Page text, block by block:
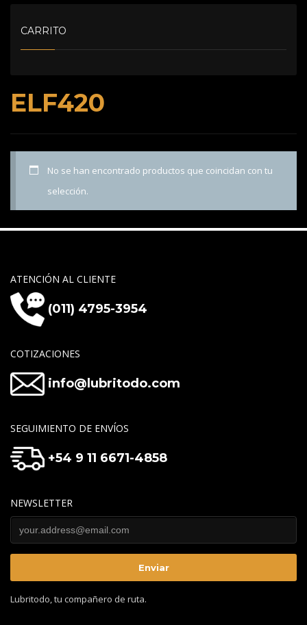
ELF420
No se han encontrado productos que coincidan con tu
selección.
CARRITO
ATENCIÓN AL CLIENTE
(011) 4795-3954
COTIZACIONES
info@lubritodo.com
SEGUIMIENTO DE ENVÍOS
+54 9 11 6671-4858
NEWSLETTER
Lubritodo, tu compañero de ruta.